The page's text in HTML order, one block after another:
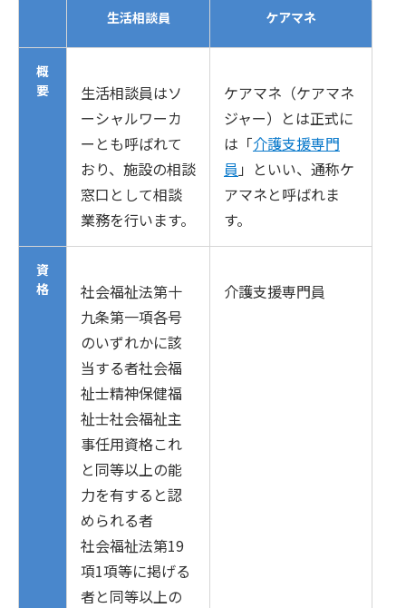
生活相談員 ケアマネ
概
要
生活相談員はソ
ーシャルワーカ
ーとも呼ばれて
おり、施設の相談
窓口として相談
業務を行います。
ケアマネ（ケアマネ
ジャー）とは正式に
は「介護支援専門
員 」といい、通称ケ
アマネと呼ばれま
す。
資
格
社会福祉法第十
九条第一項各号
のいずれかに該
当する者社会福
祉士精神保健福
祉士社会福祉主
事任用資格これ
と同等以上の能
力を有すると認
められる者
社会福祉法第19
項1項等に掲げる
者と同等以上の
介護支援専門員